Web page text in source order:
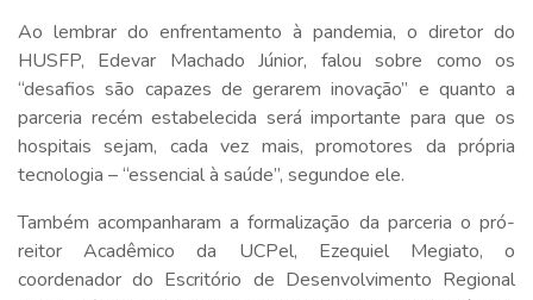
Ao lembrar do enfrentamento à pandemia, o diretor do
HUSFP, Edevar Machado Júnior, falou sobre como os
“desafios são capazes de gerarem inovação” e quanto a
parceria recém estabelecida será importante para que os
hospitais sejam, cada vez mais, promotores da própria
tecnologia – “essencial à saúde”, segundoe ele.
Também acompanharam a formalização da parceria o pró-
reitor Acadêmico da UCPel, Ezequiel Megiato, o
coordenador do Escritório de Desenvolvimento Regional